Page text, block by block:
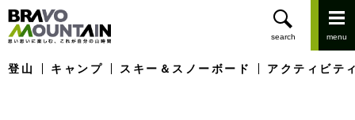
登山 キャンプ スキー＆スノーボード アクティビテ